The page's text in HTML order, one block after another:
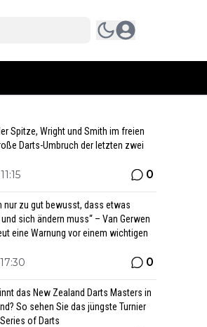
Spitze, Wright und Smith im freien
Darts-Umbruch der letzten zwei
0
nur zu gut bewusst, dass etwas
sich ändern muss“ – Van Gerwen
eine Warnung vor einem wichtigen
0
das New Zealand Darts Masters in
So sehen Sie das jüngste Turnier
of Darts